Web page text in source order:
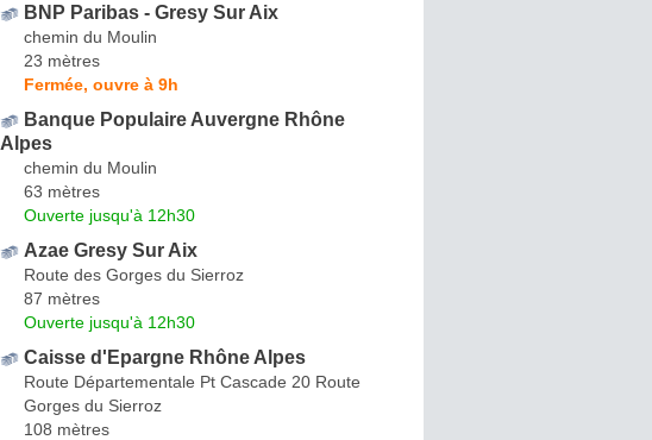
BNP Paribas - Gresy Sur Aix
chemin du Moulin
23 mètres
Fermée, ouvre à 9h
Banque Populaire Auvergne Rhône
Alpes
chemin du Moulin
63 mètres
Ouverte jusqu'à 12h30
Azae Gresy Sur Aix
Route des Gorges du Sierroz
87 mètres
Ouverte jusqu'à 12h30
Caisse d'Epargne Rhône Alpes
Route Départementale Pt Cascade 20 Route
Gorges du Sierroz
108 mètres